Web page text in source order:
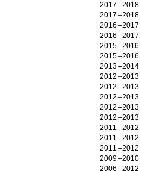
2017
2018
2017
2018
2016
2017
2016
2017
2015
2016
2015
2016
2013
2014
2012
2013
2012
2013
2012
2013
2012
2013
2012
2013
2011
2012
2011
2012
2011
2012
2009
2010
2006
2012